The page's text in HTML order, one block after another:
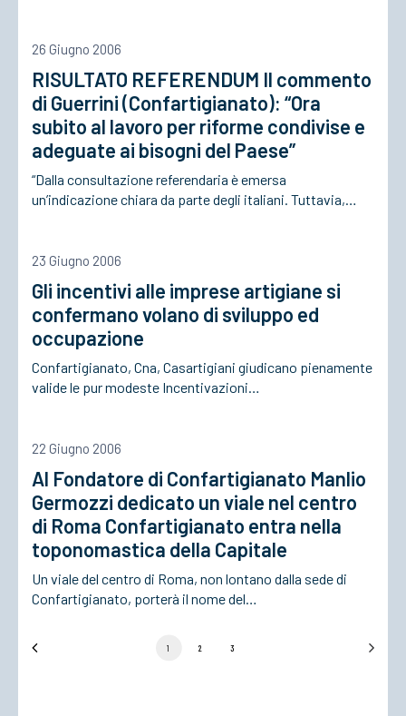
26 Giugno 2006
RISULTATO REFERENDUM Il commento
di Guerrini (Confartigianato): “Ora
subito al lavoro per riforme condivise e
adeguate ai bisogni del Paese”
“Dalla consultazione referendaria è emersa
un’indicazione chiara da parte degli italiani. Tuttavia,…
23 Giugno 2006
Gli incentivi alle imprese artigiane si
confermano volano di sviluppo ed
occupazione
Confartigianato, Cna, Casartigiani giudicano pienamente
valide le pur modeste Incentivazioni…
22 Giugno 2006
Al Fondatore di Confartigianato Manlio
Germozzi dedicato un viale nel centro
di Roma Confartigianato entra nella
toponomastica della Capitale
Un viale del centro di Roma, non lontano dalla sede di
Confartigianato, porterà il nome del…
1 2 3